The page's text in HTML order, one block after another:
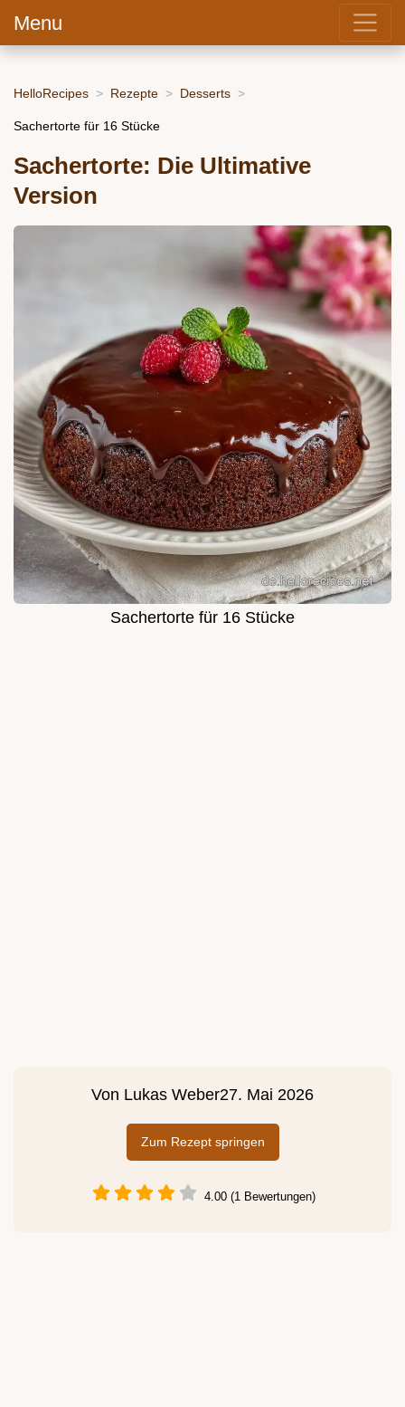
Menu
HelloRecipes Rezepte Desserts
Sachertorte für 16 Stücke
Sachertorte: Die Ultimative
Version
Sachertorte für 16 Stücke
Von Lukas Weber27. Mai 2026
Zum Rezept springen
4.00 (1 Bewertungen)